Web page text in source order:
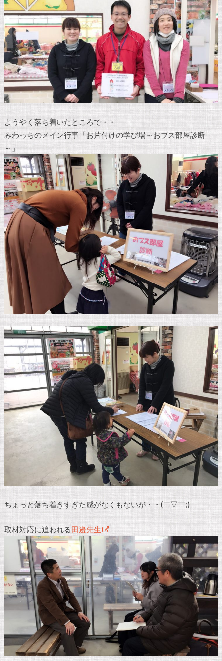
ようやく落ち着いたところで・・
みわっちのメイン行事「お片付けの学び場～おブス部屋診断
～」
ちょっと落ち着きすぎた感がなくもないが・・(￣▽￣;)
取材対応に追われる田邉先生